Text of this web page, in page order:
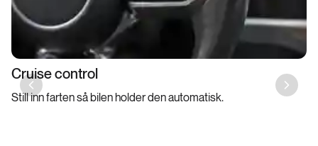
Cruise control
Still inn farten så bilen holder den automatisk.
Previous slide Next